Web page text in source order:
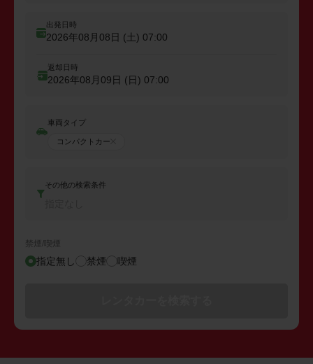
出発日時
2026年08月08日 (土) 07:00
返却日時
2026年08月09日 (日) 07:00
車両タイプ
コンパクトカー
その他の検索条件
禁煙/喫煙
指定無し 禁煙 喫煙